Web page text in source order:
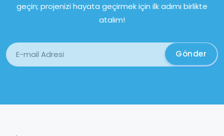
geçin; projenizi hayata geçirmek için ilk adımı birlikte
atalım!
Gönder